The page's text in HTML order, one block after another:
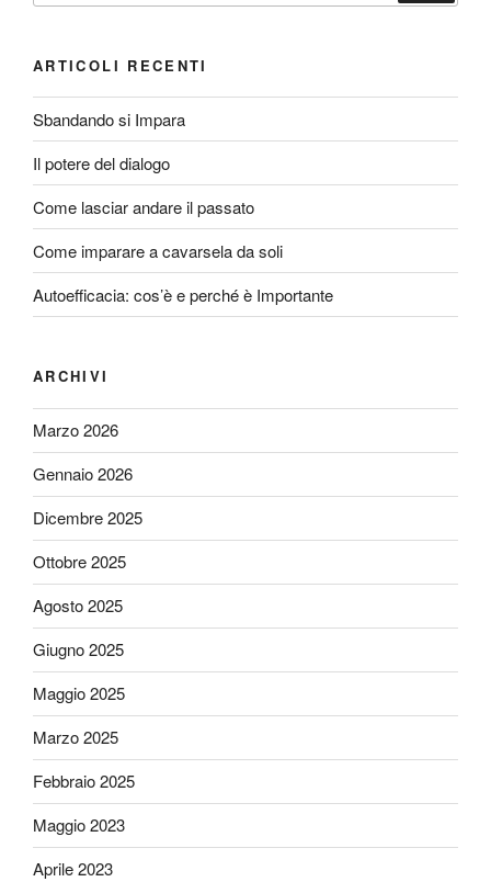
ARTICOLI RECENTI
Sbandando si Impara
Il potere del dialogo
Come lasciar andare il passato
Come imparare a cavarsela da soli
Autoefficacia: cos’è e perché è Importante
ARCHIVI
Marzo 2026
Gennaio 2026
Dicembre 2025
Ottobre 2025
Agosto 2025
Giugno 2025
Maggio 2025
Marzo 2025
Febbraio 2025
Maggio 2023
Aprile 2023